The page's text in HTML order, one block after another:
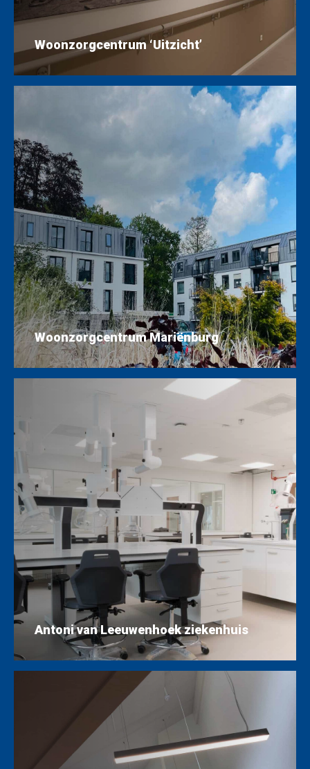
Woonzorgcentrum ‘Uitzicht’
Woonzorgcentrum Mariënburg
Antoni van Leeuwenhoek ziekenhuis